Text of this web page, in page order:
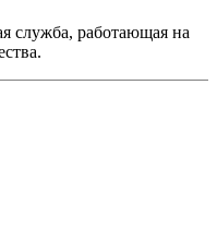
служба, работающая на